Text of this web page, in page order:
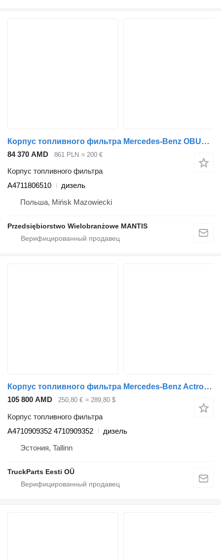
Корпус топливного фильтра Mercedes-Benz OBUDOWA FILTRA MERCEDES ACTROS ANTOS AROCS 420/450 A4711806510 для тягача
84 370 AMD 861 PLN ≈ 200 €
Корпус топливного фильтра
A4711806510
дизель
Польша, Mińsk Mazowiecki
Przedsiębiorstwo Wielobranżowe MANTIS
Корпус топливного фильтра Mercedes-Benz Actros MP4 (01.12-) A4710909352 для тягача Mercedes-Benz Actros MP4 Antos Arocs (2012-)
105 800 AMD 250,80 € ≈ 289,80 $
Корпус топливного фильтра
A4710909352 4710909352
дизель
Эстония, Tallinn
TruckParts Eesti OÜ